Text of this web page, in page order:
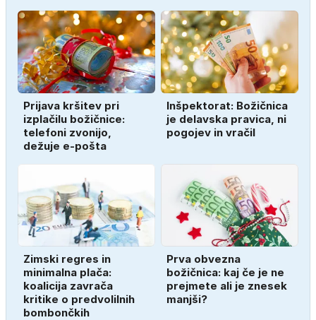
Prijava kršitev pri
izplačilu božičnice:
telefoni zvonijo,
dežuje e-pošta
Inšpektorat: Božičnica
je delavska pravica, ni
pogojev in vračil
Zimski regres in
minimalna plača:
koalicija zavrača
kritike o predvolilnih
bombončkih
Prva obvezna
božičnica: kaj če je ne
prejmete ali je znesek
manjši?